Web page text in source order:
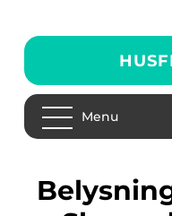
Menu
Belysning för badrum –